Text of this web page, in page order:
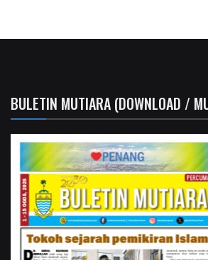
BULETIN MUTIARA (DOWNLOAD /